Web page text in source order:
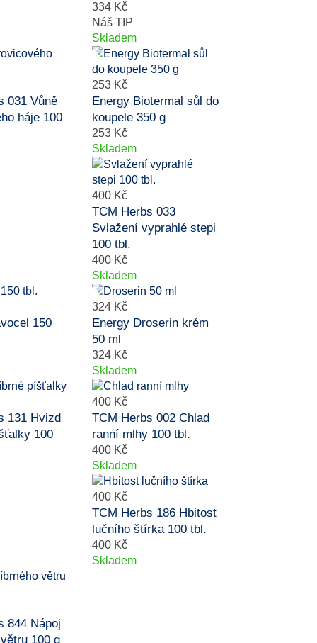
334 Kč
Náš TIP
Skladem
031 Vůně
háje 100
253 Kč
Energy Biotermal sůl do
koupele 350 g
253 Kč
Skladem
400 Kč
TCM Herbs 033
Svlažení vyprahlé stepi
100 tbl.
400 Kč
Skladem
150
324 Kč
Energy Droserin krém
50 ml
324 Kč
Skladem
131 Hvizd
100
400 Kč
TCM Herbs 002 Chlad
ranní mlhy 100 tbl.
400 Kč
Skladem
400 Kč
TCM Herbs 186 Hbitost
lučního štírka 100 tbl.
400 Kč
Skladem
844 Nápoj
100 g